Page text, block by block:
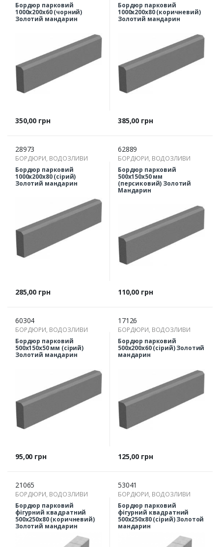
Бордюр парковий
1000х200х60 (чорний)
Золотий мандарин
Ціна
350,00 грн
Бордюр парковий
1000х200х80 (коричневий)
Золотий мандарин
Ціна
385,00 грн
28973
БОРДЮРИ, ВОДОЗЛИВИ
Бордюр парковий
1000х200х80 (сірий)
Золотий мандарин
Ціна
285,00 грн
62889
БОРДЮРИ, ВОДОЗЛИВИ
Бордюр парковий
500х150х50 мм
(персиковий) Золотий
Мандарин
Ціна
110,00 грн
60304
БОРДЮРИ, ВОДОЗЛИВИ
Бордюр парковий
500х150х50 мм (сірий)
Золотий мандарин
Ціна
95,00 грн
17126
БОРДЮРИ, ВОДОЗЛИВИ
Бордюр парковий
500х200х60 (сірий) Золотий
мандарин
Ціна
125,00 грн
21065
БОРДЮРИ, ВОДОЗЛИВИ
Бордюр парковий
фігурний квадратний
500х250х80 (коричневий)
Золотий мандарин
53041
БОРДЮРИ, ВОДОЗЛИВИ
Бордюр парковий
фігурний квадратний
500х250х80 (сірий) Золотой
мандарин